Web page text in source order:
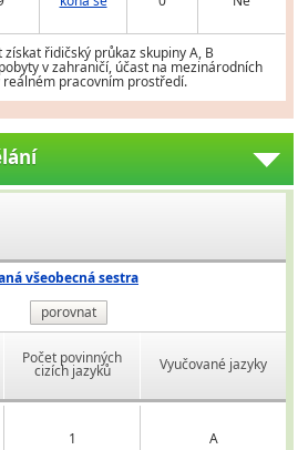
získat řidičský průkaz skupiny A, B
v zahraničí, účast na mezinárodních
reálném pracovním prostředí.
všeobecná sestra
porovnat
Počet povinných
cizích jazyků Vyučované jazyky
1 A